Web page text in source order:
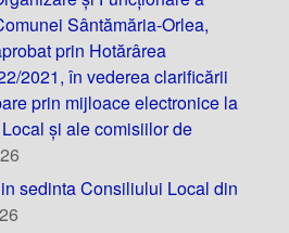
Sântămăria-Orlea,
prin Hotărârea
2021, în vederea clarificării
prin mijloace electronice la
și ale comisiilor de
sedinta Consiliului Local din